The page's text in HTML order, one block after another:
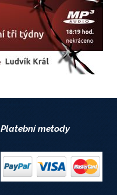
Platební metody